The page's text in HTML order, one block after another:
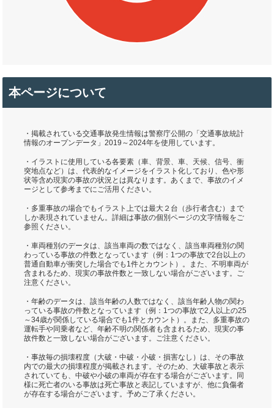
本ページについて
・掲載されている交通事故発生情報は警察庁公開の「交通事故統計
情報のオープンデータ」2019～2024年を使用しています。
・イラストに使用している各要素（車、背景、車、天候、信号、衝
突地点など）は、代表的なイメージをイラスト化しており、色や形
状等含め現実の事故の状況とは異なります。あくまで、事故のイメ
ージとして参考までにご活用ください。
・多重事故の場合でもイラスト上では最大２台（歩行者含む）まで
しか表現されていません。詳細は事故の個別ページの文字情報をご
参照ください。
・車両種別のデータは、該当車両の数ではなく、該当車両種別の関
わっている事故の件数となっています（例：1つの事故で2台以上の
普通自動車が衝突した場合でも1件とカウント）。また、不明車両が
含まれるため、現実の事故件数と一致しない場合がございます。ご
注意ください。
・年齢のデータは、該当年齢の人数ではなく、該当年齢人物の関わ
っている事故の件数となっています（例：1つの事故で2人以上の25
～34歳が関係している場合でも1件とカウント）。また、多重事故の
運転手や同乗者など、年齢不明の関係者も含まれるため、現実の事
故件数と一致しない場合がございます。ご注意ください。
・事故毎の損壊程度（大破・中破・小破・損害なし）は、その事故
内での最大の損壊程度が掲載されます。そのため、大破事故と表示
されていても、中破や小破の車両が存在する場合がございます。同
様に死亡者のいる事故は死亡事故と表記していますが、他に負傷者
が存在する場合がございます。予めご了承ください。